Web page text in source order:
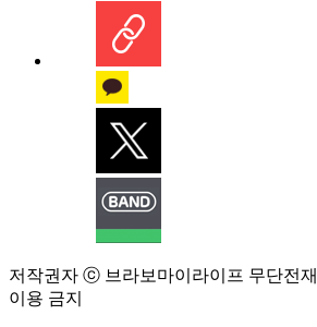
저작권자 ⓒ 브라보마이라이프 무단전
이용 금지